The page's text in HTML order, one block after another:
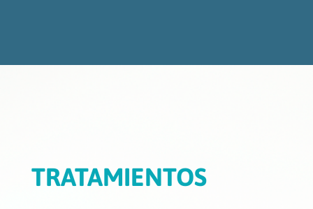
TRATAMIENTOS